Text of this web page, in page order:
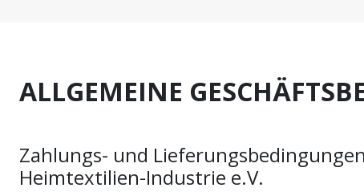
ALLGEMEINE
Zahlungs- und
Heimtextilien-Industrie e.V.